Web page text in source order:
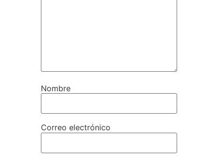
Nombre
Correo electrónico